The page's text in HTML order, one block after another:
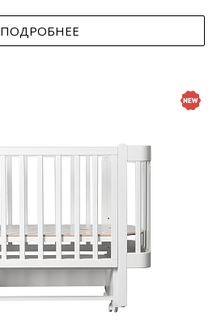
ПОДРОБНЕЕ